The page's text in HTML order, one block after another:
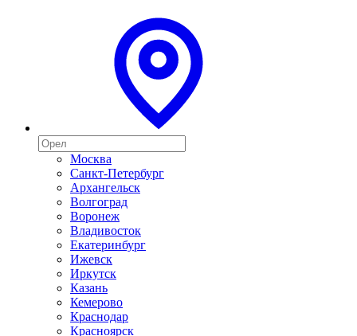
Москва
Санкт-Петербург
Архангельск
Волгоград
Воронеж
Владивосток
Екатеринбург
Ижевск
Иркутск
Казань
Кемерово
Краснодар
Красноярск